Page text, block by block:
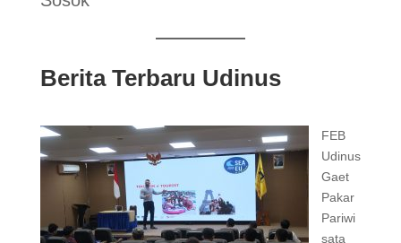
Berita Terbaru Udinus
FEB
Udinus
Gaet
Pakar
Pariwi
sata